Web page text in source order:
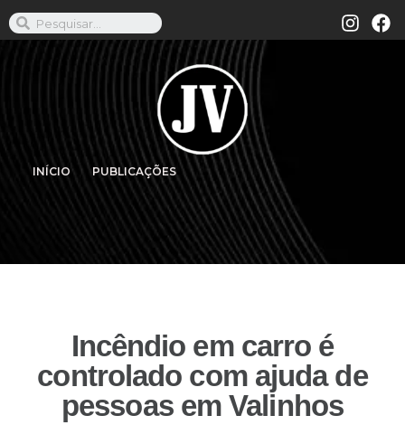
INÍCIO PUBLICAÇÕES
Incêndio em carro é
controlado com ajuda de
pessoas em Valinhos